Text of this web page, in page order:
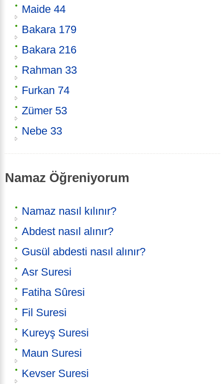
Maide 44
Bakara 179
Bakara 216
Rahman 33
Furkan 74
Zümer 53
Nebe 33
Namaz Öğreniyorum
Namaz nasıl kılınır?
Abdest nasıl alınır?
Gusül abdesti nasıl alınır?
Asr Suresi
Fatiha Sûresi
Fil Suresi
Kureyş Suresi
Maun Suresi
Kevser Suresi